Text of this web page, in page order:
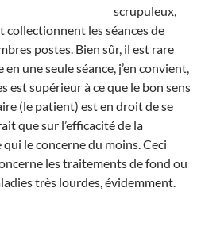
scrupuleux,
collectionnent les séances de
postes. Bien sûr, il est rare
une seule séance, j’en convient,
est supérieur à ce que le bon sens
(le patient) est en droit de se
que sur l’efficacité de la
le concerne du moins. Ceci
les traitements de fond ou
très lourdes, évidemment.